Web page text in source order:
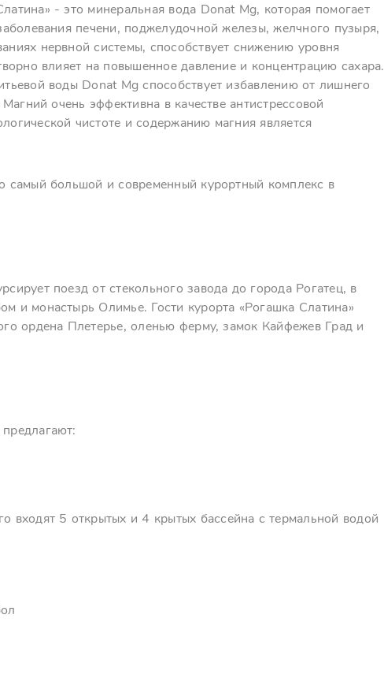
- это минеральная вода Donat Mg, которая помогает
печени, поджелудочной железы, желчного пузыря,
нервной системы, способствует снижению уровня
влияет на повышенное давление и концентрацию сахара.
воды Donat Mg способствует избавлению от лишнего
очень эффективна в качестве антистрессовой
чистоте и содержанию магния является
самый большой и современный курортный комплекс в
поезд от стекольного завода до города Рогатец, в
и монастырь Олимье. Гости курорта «Рогашка Слатина»
ордена Плетерье, оленью ферму, замок Кайфежев Град и
входят 5 открытых и 4 крытых бассейна с термальной водой